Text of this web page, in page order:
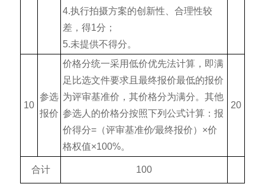
4.执行拍摄方案的创新性、合理性较
差，得1分；
5.未提供不得分。
10
参选
报价
价格分统一采用低价优先法计算，即满
足比选文件要求且最终报价最低的报价
为评审基准价，其价格分为满分。其他
参选人的价格分按照下列公式计算：报
价得分=（评审基准价∕最终报价）×价
格权值×100%。
20
合计 100